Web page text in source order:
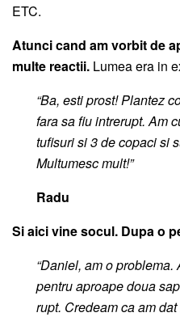
ETC.
Atunci cand am vorbit de
multe reactii. Lumea era in
“Ba, esti prost! Plantez
fara sa fiu intrerupt. Am
tufisuri si 3 de copaci si
Multumesc mult!”
Radu
Si aici vine socul. Dupa o
“Daniel, am o
pentru aproape doua
rupt. Credeam ca am